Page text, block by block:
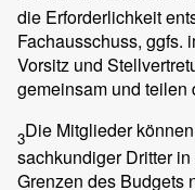
die Erforderlichkeit
Fachausschuss, ggfs.
Vorsitz und
gemeinsam und teilen
3Die Mitglieder
sachkundiger Dritter
Grenzen des Budgets